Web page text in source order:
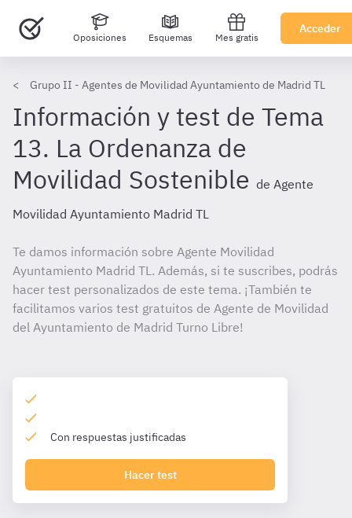
Oposiciones Esquemas Mes gratis
Acceder
Grupo II - Agentes de Movilidad Ayuntamiento de Madrid TL
Información y test de Tema
13. La Ordenanza de
Movilidad Sostenible de Agente
Movilidad Ayuntamiento Madrid TL
Te damos información sobre Agente Movilidad
Ayuntamiento Madrid TL. Además, si te suscribes, podrás
hacer test personalizados de este tema. ¡También te
facilitamos varios test gratuitos de Agente de Movilidad
del Ayuntamiento de Madrid Turno Libre!
Con respuestas justificadas
Hacer test